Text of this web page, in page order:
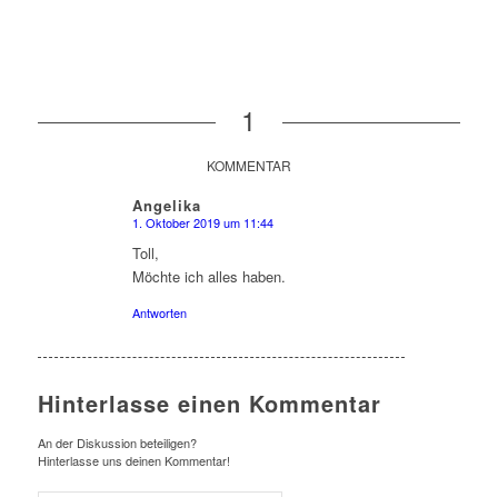
1
KOMMENTAR
Angelika
sagte:
1. Oktober 2019 um 11:44
Toll,
Möchte ich alles haben.
Antworten
Hinterlasse einen Kommentar
An der Diskussion beteiligen?
Hinterlasse uns deinen Kommentar!